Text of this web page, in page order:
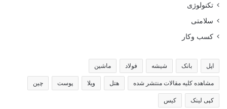
تکنولوژی
سلامتی
کسب وکار
اپل بانک شیشه فولاد ماشین
مشاهده کلیه مقالات منتشر شده هتل ویلا پوست چین
کپی لینک کیس